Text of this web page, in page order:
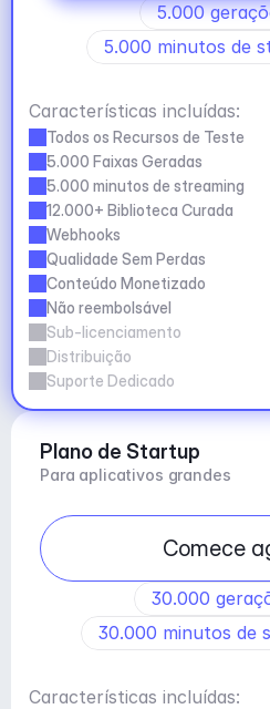
5.000
5.000 minutos de
Características incluídas:
Todos os Recursos de Teste
5.000 Faixas Geradas
5.000 minutos de streaming
12.000+ Biblioteca Curada
Webhooks
Qualidade Sem Perdas
Conteúdo Monetizado
Não reembolsável
Sub-licenciamento
Distribuição
Suporte Dedicado
Plano de Startup
Para aplicativos grandes
Comece
30.000
30.000 minutos de
Características incluídas: